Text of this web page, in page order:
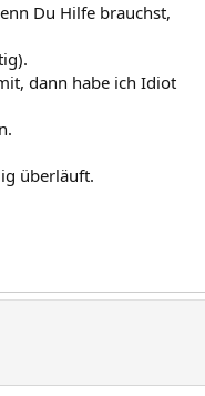
Du Hilfe brauchst,
dann habe ich Idiot
überläuft.